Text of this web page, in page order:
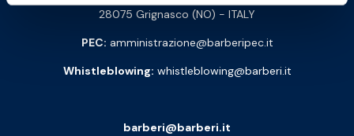
28075 Grignasco (NO) - ITALY
PEC: amministrazione@barberipec.it
Whistleblowing: whistleblowing@barberi.it
barberi@barberi.it